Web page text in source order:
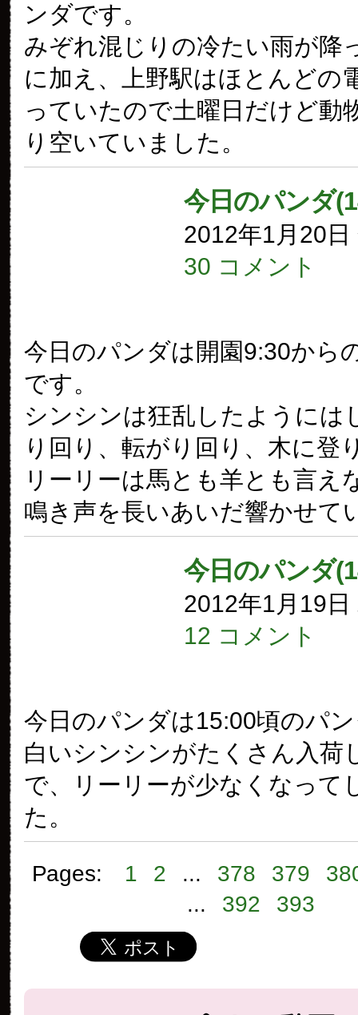
ンダです。
みぞれ混じりの冷たい雨が降
に加え、上野駅はほとんどの
っていたので土曜日だけど動
り空いていました。
今日のパンダ
2012年1月20日
30 コメント
今日のパンダは開園9:30から
です。
シンシンは狂乱したようには
り回り、転がり回り、木に登
リーリーは馬とも羊とも言え
鳴き声を長いあいだ響かせて
今日のパンダ
2012年1月19日
12 コメント
今日のパンダは15:00頃のパ
白いシンシンがたくさん入荷
で、リーリーが少なくなって
た。
Pages: 1 2 ... 378 379
...
392 393